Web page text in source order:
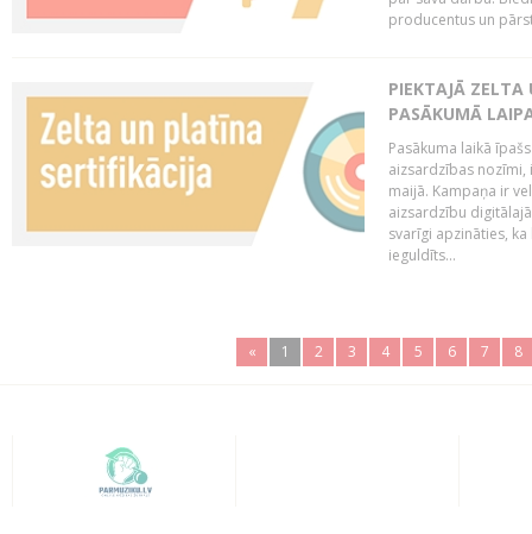
producentus un
PIEKTAJĀ ZELTA
PASĀKUMĀ
Pasākuma laikā
aizsardzības nozīmi,
maijā. Kampaņa ir
aizsardzību
svarīgi apzināties,
ieguldīts...
« 1 2 3 4 5 6 7 8